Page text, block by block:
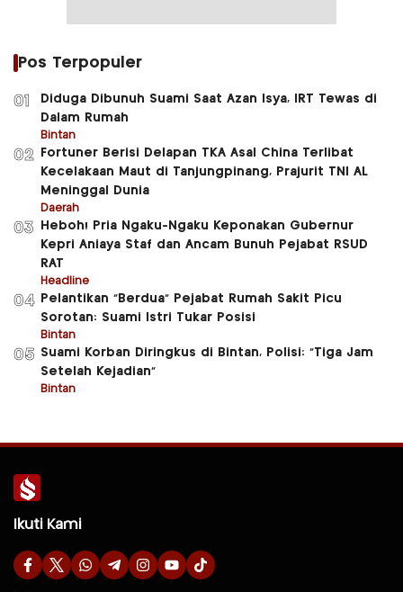
Pos Terpopuler
01
Diduga Dibunuh Suami Saat Azan Isya, IRT Tewas di
Dalam Rumah
Bintan
02
Fortuner Berisi Delapan TKA Asal China Terlibat
Kecelakaan Maut di Tanjungpinang, Prajurit TNI AL
Meninggal Dunia
Daerah
03
Heboh! Pria Ngaku-Ngaku Keponakan Gubernur
Kepri Aniaya Staf dan Ancam Bunuh Pejabat RSUD
RAT
Headline
04
Pelantikan “Berdua” Pejabat Rumah Sakit Picu
Sorotan: Suami Istri Tukar Posisi
Bintan
05 Suami Korban Diringkus di Bintan, Polisi: “Tiga Jam
Setelah Kejadian”
Bintan
Ikuti Kami